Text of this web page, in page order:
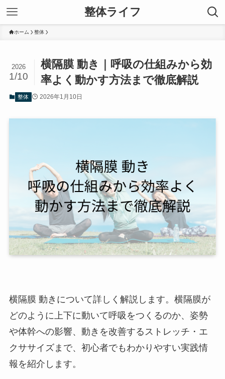
整体ライフ
ホーム 整体
横隔膜 動き｜呼吸の仕組みから効
率よく動かす方法まで徹底解説
2026
1/10
整体 2026年1月10日
横隔膜 動きについて詳しく解説します。横隔膜が
どのように上下に動いて呼吸をつくるのか、姿勢
や体幹への影響、動きを改善するストレッチ・エ
クササイズまで、初心者でもわかりやすい実践情
報を紹介します。